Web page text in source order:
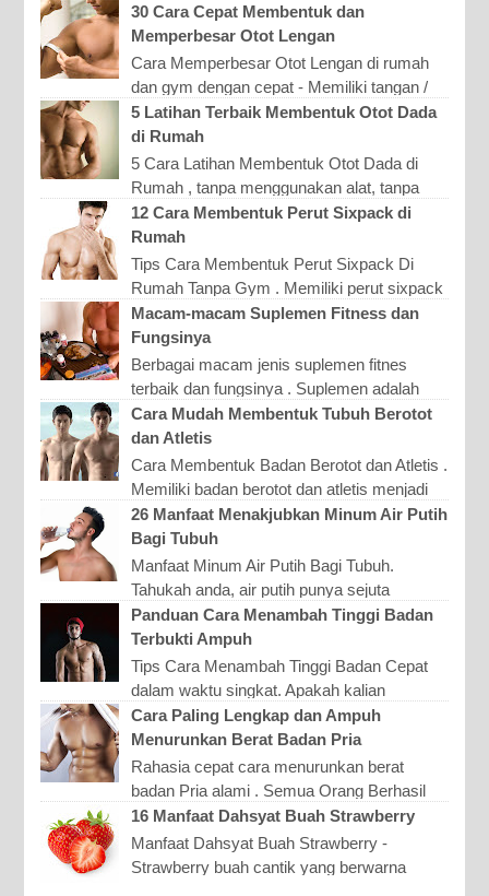
30 Cara Cepat Membentuk dan
Memperbesar Otot Lengan
Cara Memperbesar Otot Lengan di rumah
dan gym dengan cepat - Memiliki tangan /
lengan (biceps) yang berotot dan atletis
tentu membuat nila...
5 Latihan Terbaik Membentuk Otot Dada
di Rumah
5 Cara Latihan Membentuk Otot Dada di
Rumah , tanpa menggunakan alat, tanpa
harus ke Gym - Memiliki dada yang bidang
adalah impian banya...
12 Cara Membentuk Perut Sixpack di
Rumah
Tips Cara Membentuk Perut Sixpack Di
Rumah Tanpa Gym . Memiliki perut sixpack
merupakan impian banyak pria. Dengan
tubuh sixpack, maka pria...
Macam-macam Suplemen Fitness dan
Fungsinya
Berbagai macam jenis suplemen fitnes
terbaik dan fungsinya . Suplemen adalah
produk yang berupa nutrisi tambahan. Ada
berbagai macam jenis ...
Cara Mudah Membentuk Tubuh Berotot
dan Atletis
Cara Membentuk Badan Berotot dan Atletis .
Memiliki badan berotot dan atletis menjadi
kebanggaan bagi banyak kaum lelaki.
Namun sayang tent...
26 Manfaat Menakjubkan Minum Air Putih
Bagi Tubuh
Manfaat Minum Air Putih Bagi Tubuh.
Tahukah anda, air putih punya sejuta
manfaat untuk tubuh manusia terutama bagi
kesehatan dan kecantikan...
Panduan Cara Menambah Tinggi Badan
Terbukti Ampuh
Tips Cara Menambah Tinggi Badan Cepat
dalam waktu singkat. Apakah kalian
memiliki masalah tinggi badan? Mungkin
saja setiap orang yang me...
Cara Paling Lengkap dan Ampuh
Menurunkan Berat Badan Pria
Rahasia cepat cara menurunkan berat
badan Pria alami . Semua Orang Berhasil
melakukannya dengan cara ini. Berat badan
merupakan salah satu...
16 Manfaat Dahsyat Buah Strawberry
Manfaat Dahsyat Buah Strawberry -
Strawberry buah cantik yang berwarna